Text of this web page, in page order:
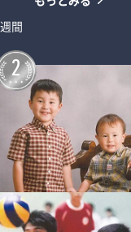
週間
2